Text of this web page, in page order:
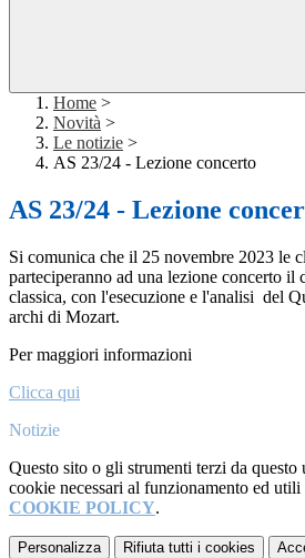
Home >
Novità >
Le notizie >
AS 23/24 - Lezione concerto
AS 23/24 - Lezione
Si comunica che il 25 novembre 2023 le
parteciperanno ad una lezione concerto il
classica, con l'esecuzione e l'analisi del
archi di Mozart.
Per maggiori informazioni
Clicca qui
Notizie
Questo sito o gli strumenti terzi da
cookie necessari al funzionamento ed
COOKIE POLICY.
Personalizza Rifiuta tutti i cookies